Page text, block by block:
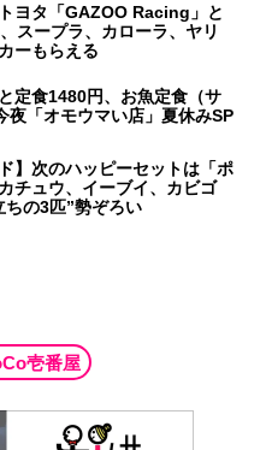
トヨタ「GAZOO Racing」と
スープラ、カローラ、ヤリ
ーもらえる
定食1480円、お魚定食（サ
「オモウマい店」夏休みSP
】次のハッピーセットは「ポ
チュウ、イーブイ、カビゴ
ちの3匹”勢ぞろい
壱番屋